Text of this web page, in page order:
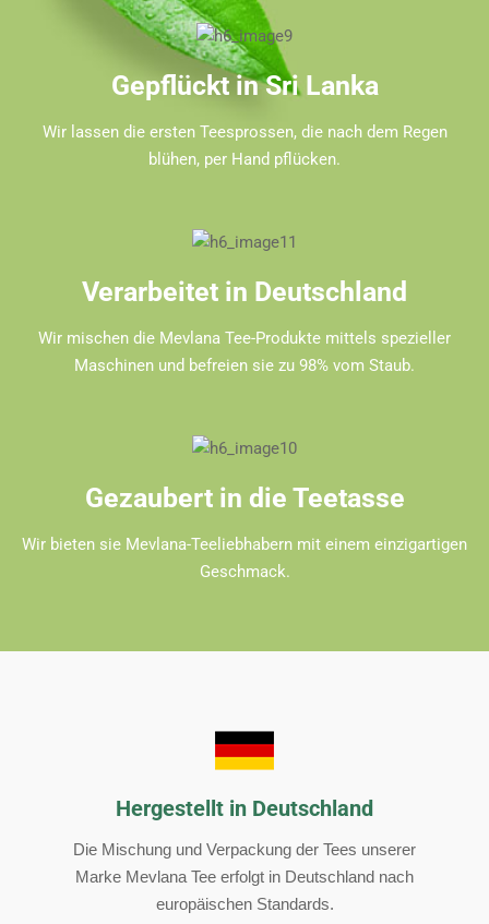
Gepflückt in Sri Lanka
Wir lassen die ersten Teesprossen, die nach dem Regen
blühen, per Hand pflücken.
Verarbeitet in Deutschland
Wir mischen die Mevlana Tee-Produkte mittels spezieller
Maschinen und befreien sie zu 98% vom Staub.
Gezaubert in die Teetasse
Wir bieten sie Mevlana-Teeliebhabern mit einem einzigartigen
Geschmack.
Hergestellt in Deutschland
Die Mischung und Verpackung der Tees unserer
Marke Mevlana Tee erfolgt in Deutschland nach
europäischen Standards.